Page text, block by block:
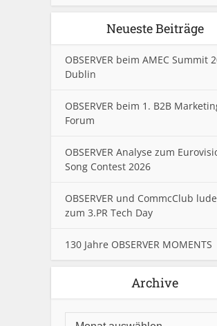
Neueste Beiträge
OBSERVER beim AMEC Summit
Dublin
OBSERVER beim 1. B2B
Forum
OBSERVER Analyse zum
Song Contest 2026
OBSERVER und CommcClub
zum 3.PR Tech Day
130 Jahre OBSERVER MOMENTS
Archive